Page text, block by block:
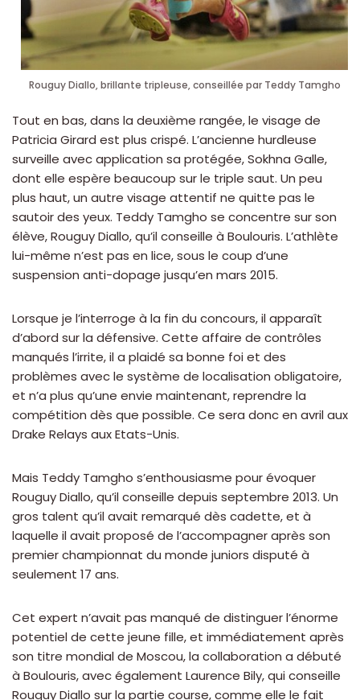
Rouguy Diallo, brillante tripleuse, conseillée par Teddy Tamgho
Tout en bas, dans la deuxième rangée, le visage de
Patricia Girard est plus crispé. L’ancienne hurdleuse
surveille avec application sa protégée, Sokhna Galle,
dont elle espère beaucoup sur le triple saut. Un peu
plus haut, un autre visage attentif ne quitte pas le
sautoir des yeux. Teddy Tamgho se concentre sur son
élève, Rouguy Diallo, qu’il conseille à Boulouris. L’athlète
lui-même n’est pas en lice, sous le coup d’une
suspension anti-dopage jusqu’en mars 2015.
Lorsque je l’interroge à la fin du concours, il apparaît
d’abord sur la défensive. Cette affaire de contrôles
manqués l’irrite, il a plaidé sa bonne foi et des
problèmes avec le système de localisation obligatoire,
et n’a plus qu’une envie maintenant, reprendre la
compétition dès que possible. Ce sera donc en avril aux
Drake Relays aux Etats-Unis.
Mais Teddy Tamgho s’enthousiasme pour évoquer
Rouguy Diallo, qu’il conseille depuis septembre 2013. Un
gros talent qu’il avait remarqué dès cadette, et à
laquelle il avait proposé de l’accompagner après son
premier championnat du monde juniors disputé à
seulement 17 ans.
Cet expert n’avait pas manqué de distinguer l’énorme
potentiel de cette jeune fille, et immédiatement après
son titre mondial de Moscou, la collaboration a débuté
à Boulouris, avec également Laurence Bily, qui conseille
Rouguy Diallo sur la partie course, comme elle le fait